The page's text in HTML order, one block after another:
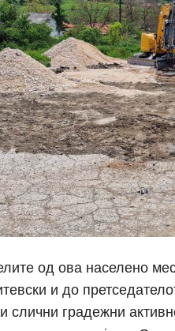
од ова населено
и до
слични градежни